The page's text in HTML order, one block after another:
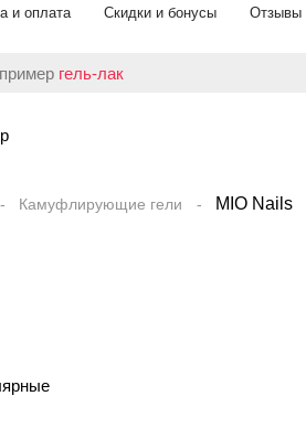
и оплата Скидки и бонусы Отзывы
гель-лак
Камуфлирующие гели MIO Nails